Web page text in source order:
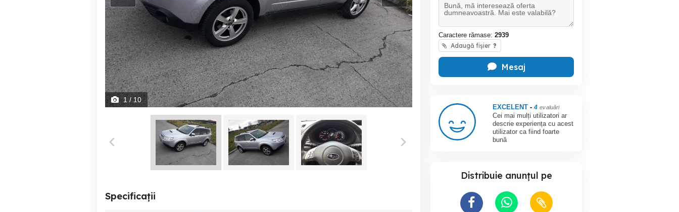
1 / 10
Specificații
Caractere rămase: 2939
Adaugă fișier ?
Mesaj
EXCELENT- 4 evaluări
Cei mai mulți utilizatori ar
descrie experiența cu acest
utilizator ca fiind foarte
bună
Distribuie anunțul pe